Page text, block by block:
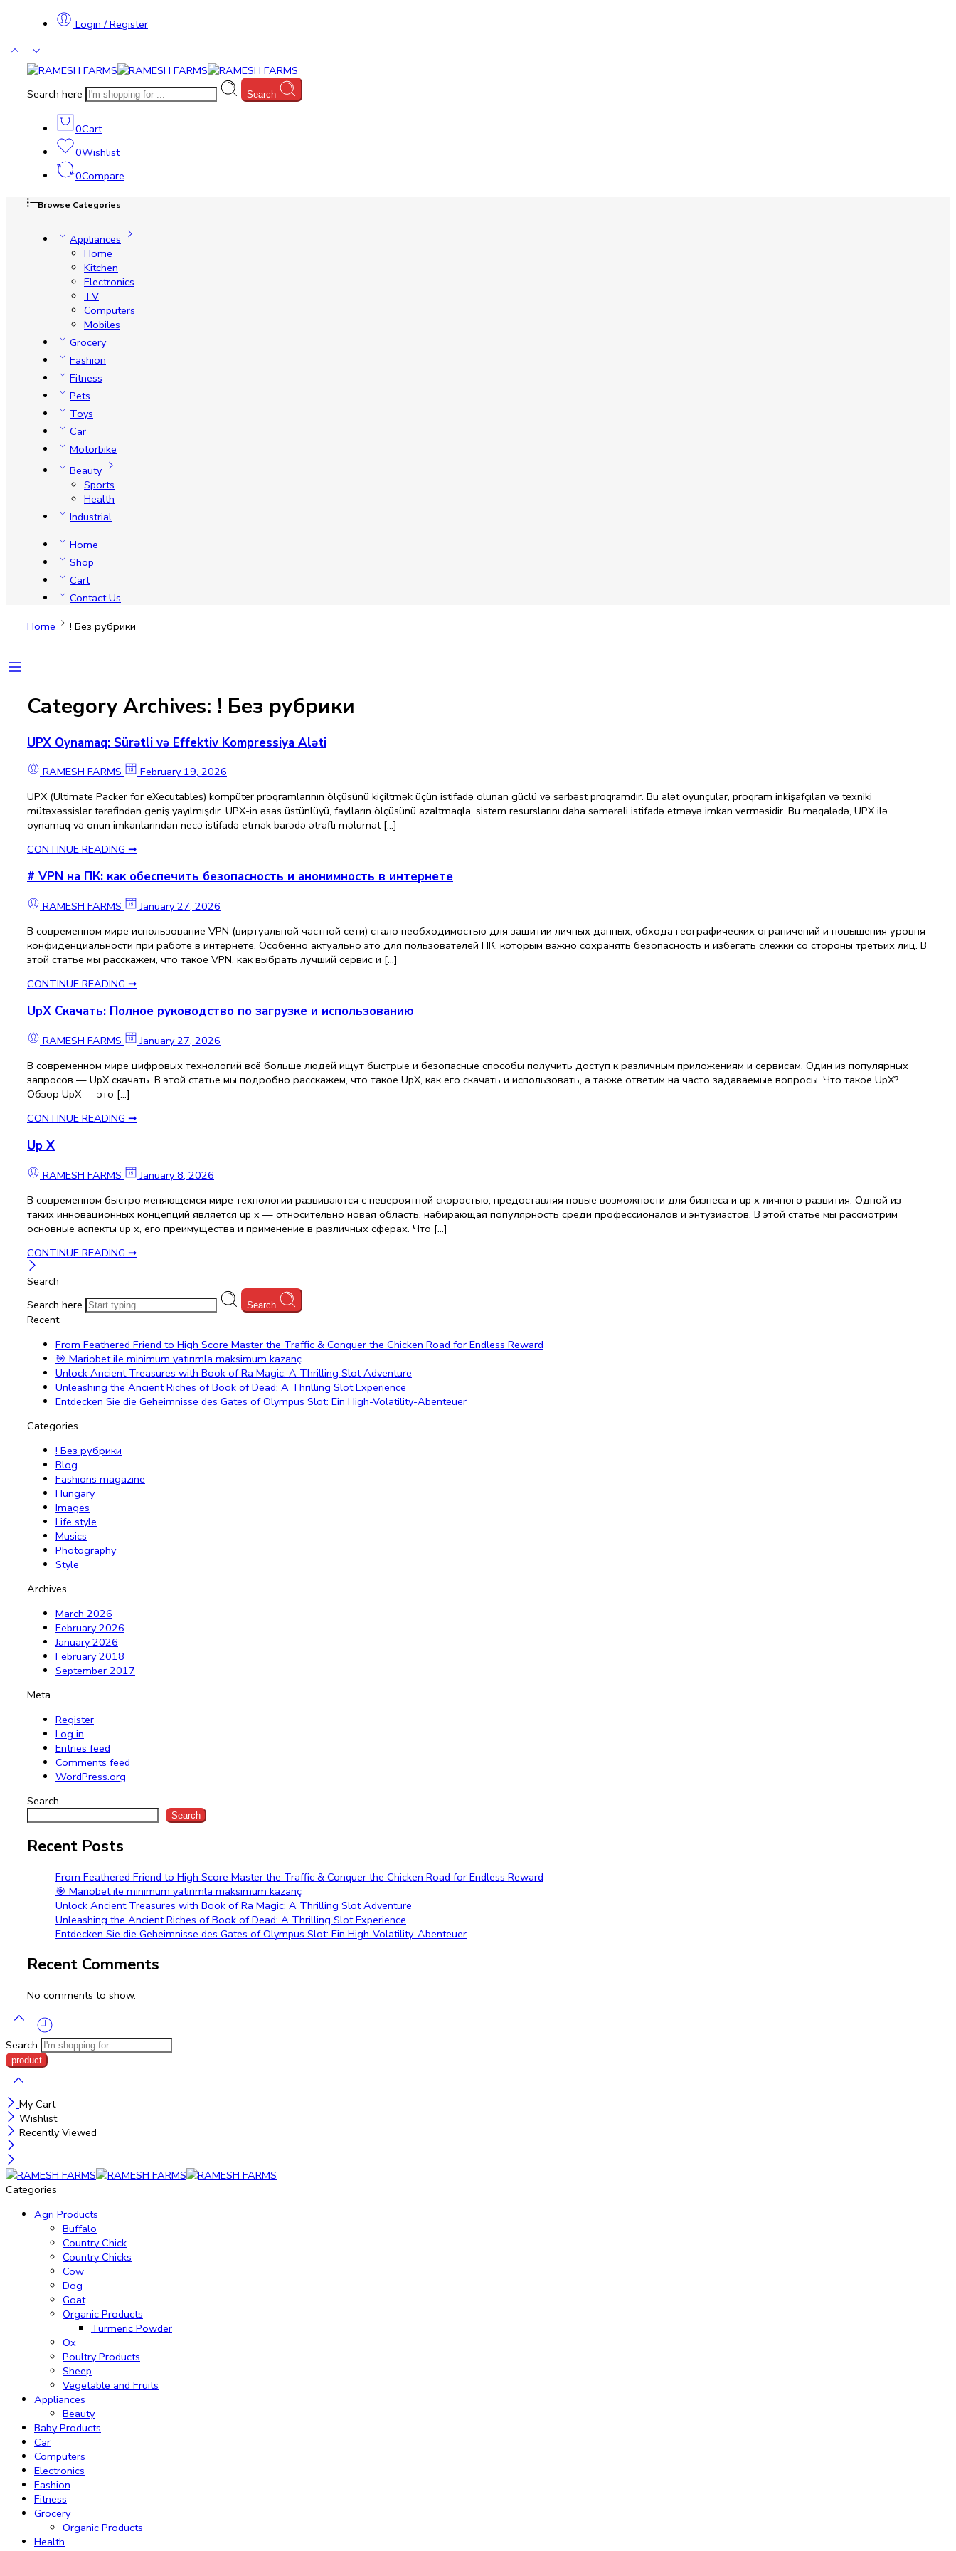
Login / Register
Search here Search
0Cart
0Wishlist
0Compare
Browse Categories
Appliances
Home
Kitchen
Electronics
TV
Computers
Mobiles
Grocery
Fashion
Fitness
Pets
Toys
Car
Motorbike
Beauty
Sports
Health
Industrial
Home
Shop
Cart
Contact Us
Home
! Без рубрики
Category Archives: ! Без рубрики
UPX Oynamaq: Sürətli və Effektiv Kompressiya Aləti
RAMESH FARMS
February 19, 2026
UPX (Ultimate Packer for eXecutables) kompüter proqramlarının ölçüsünü kiçiltmək üçün istifadə olunan güclü və sərbəst proqramdır. Bu alət oyunçular, proqram inkişafçıları və texniki
mütəxəssislər tərəfindən geniş yayılmışdır. UPX-in əsas üstünlüyü, faylların ölçüsünü azaltmaqla, sistem resurslarını daha səmərəli istifadə etməyə imkan verməsidir. Bu məqalədə, UPX ilə
oynamaq və onun imkanlarından necə istifadə etmək barədə ətraflı məlumat […]
CONTINUE READING ➞
# VPN на ПК: как обеспечить безопасность и анонимность в интернете
RAMESH FARMS
January 27, 2026
В современном мире использование VPN (виртуальной частной сети) стало необходимостью для защитии личных данных, обхода географических ограничений и повышения уровня
конфиденциальности при работе в интернете. Особенно актуально это для пользователей ПК, которым важно сохранять безопасность и избегать слежки со стороны третьих лиц. В
этой статье мы расскажем, что такое VPN, как выбрать лучший сервис и […]
CONTINUE READING ➞
UpX Скачать: Полное руководство по загрузке и использованию
RAMESH FARMS
January 27, 2026
В современном мире цифровых технологий всё больше людей ищут быстрые и безопасные способы получить доступ к различным приложениям и сервисам. Один из популярных
запросов — UpX скачать. В этой статье мы подробно расскажем, что такое UpX, как его скачать и использовать, а также ответим на часто задаваемые вопросы. Что такое UpX?
Обзор UpX — это […]
CONTINUE READING ➞
Up X
RAMESH FARMS
January 8, 2026
В современном быстро меняющемся мире технологии развиваются с невероятной скоростью, предоставляя новые возможности для бизнеса и up x личного развития. Одной из
таких инновационных концепций является up x — относительно новая область, набирающая популярность среди профессионалов и энтузиастов. В этой статье мы рассмотрим
основные аспекты up x, его преимущества и применение в различных сферах. Что […]
CONTINUE READING ➞
Search
Search here
Search
Recent
From Feathered Friend to High Score Master the Traffic & Conquer the Chicken Road for Endless Reward
🎯 Mariobet ile minimum yatırımla maksimum kazanç
Unlock Ancient Treasures with Book of Ra Magic: A Thrilling Slot Adventure
Unleashing the Ancient Riches of Book of Dead: A Thrilling Slot Experience
Entdecken Sie die Geheimnisse des Gates of Olympus Slot: Ein High-Volatility-Abenteuer
Categories
! Без рубрики
Blog
Fashions magazine
Hungary
Images
Life style
Musics
Photography
Style
Archives
March 2026
February 2026
January 2026
February 2018
September 2017
Meta
Register
Log in
Entries feed
Comments feed
WordPress.org
Search
Search
Recent Posts
From Feathered Friend to High Score Master the Traffic & Conquer the Chicken Road for Endless Reward
🎯 Mariobet ile minimum yatırımla maksimum kazanç
Unlock Ancient Treasures with Book of Ra Magic: A Thrilling Slot Adventure
Unleashing the Ancient Riches of Book of Dead: A Thrilling Slot Experience
Entdecken Sie die Geheimnisse des Gates of Olympus Slot: Ein High-Volatility-Abenteuer
Recent Comments
No comments to show.
Search
My Cart
Wishlist
Recently Viewed
Categories
Agri Products
Buffalo
Country Chick
Country Chicks
Cow
Dog
Goat
Organic Products
Turmeric Powder
Ox
Poultry Products
Sheep
Vegetable and Fruits
Appliances
Beauty
Baby Products
Car
Computers
Electronics
Fashion
Fitness
Grocery
Organic Products
Health